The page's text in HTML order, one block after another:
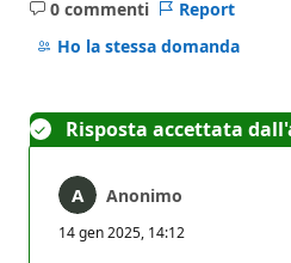
0 commenti
Nessun
commento
Report
Ho la stessa domanda
Risposta accettata
Anonimo
14 gen 2025, 14:12